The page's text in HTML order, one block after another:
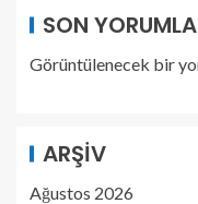
SON
Görüntülenecek bir
ARŞIV
Ağustos 2026